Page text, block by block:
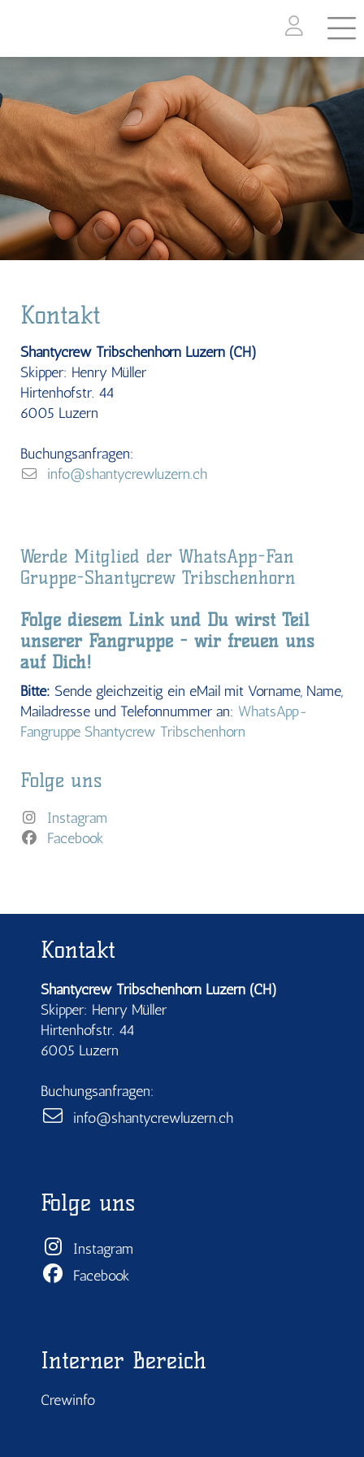
Kontakt
Shantycrew Tribschenhorn Luzern (CH)
Skipper: Henry Müller
Hirtenhofstr. 44
6005 Luzern
Buchungsanfragen:
info@shantycrewluzern.ch
Werde Mitglied der WhatsApp-Fan
Gruppe-Shantycrew Tribschenhorn
Folge diesem Link und Du wirst Teil
unserer Fangruppe - wir freuen uns
auf Dich!
Bitte: Sende gleichzeitig ein eMail mit Vorname, Name,
Mailadresse und Telefonnummer an: WhatsApp-
Fangruppe Shantycrew Tribschenhorn
Folge uns
Instagram
Facebook
Kontakt
Shantycrew Tribschenhorn Luzern (CH)
Skipper: Henry Müller
Hirtenhofstr. 44
6005 Luzern
Buchungsanfragen:
info@shantycrewluzern.ch
Folge uns
Instagram
Facebook
Interner Bereich
Crewinfo